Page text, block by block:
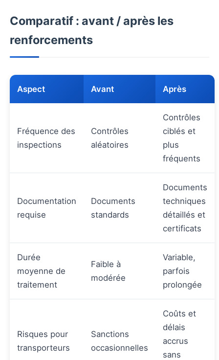
Comparatif : avant / après les
renforcements
Aspect Avant Après
Fréquence des
inspections
Contrôles
aléatoires
Contrôles
ciblés et
plus
fréquents
Documentation
requise
Documents
standards
Documents
techniques
détaillés et
certificats
Durée
moyenne de
traitement
Faible à
modérée
Variable,
parfois
prolongée
Risques pour
transporteurs
Sanctions
occasionnelles
Coûts et
délais
accrus
sans